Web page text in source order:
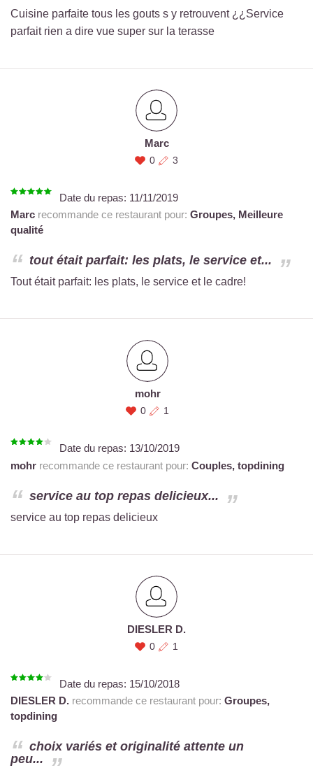
Cuisine parfaite tous les gouts s y retrouvent ¿¿Service
parfait rien a dire vue super sur la terasse
Marc
0 3
Date du repas: 11/11/2019
Marc recommande ce restaurant pour: Groupes, Meilleure
qualité
tout était parfait: les plats, le service et...
Tout était parfait: les plats, le service et le cadre!
mohr
0 1
Date du repas: 13/10/2019
mohr recommande ce restaurant pour: Couples, topdining
service au top repas delicieux...
service au top repas delicieux
DIESLER D.
0 1
Date du repas: 15/10/2018
DIESLER D. recommande ce restaurant pour: Groupes,
topdining
choix variés et originalité attente un
peu...